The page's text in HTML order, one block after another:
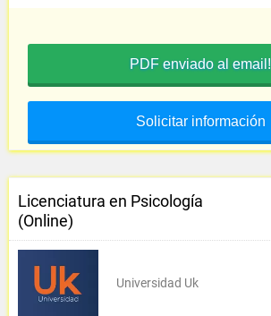
PDF enviado al email!
Solicitar información
Licenciatura en Psicología
(Online)
Universidad Uk